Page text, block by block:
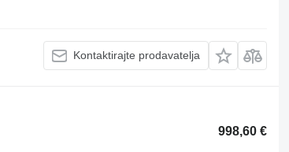
Kontaktirajte prodavatelja
998,60 €